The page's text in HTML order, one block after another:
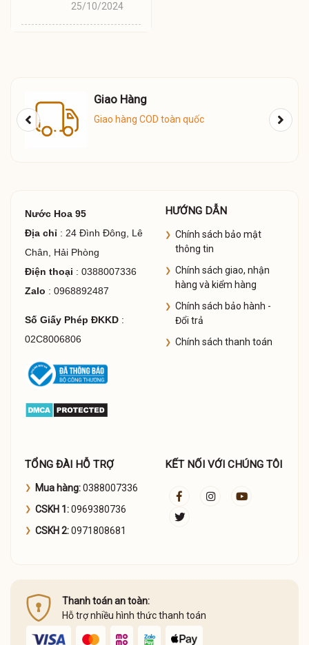
25/10/2024
Giao Hàng
Giao hàng COD toàn quốc
Nước Hoa 95
Địa chỉ : 24 Đình Đông, Lê
Chân, Hải Phòng
Điện thoại : 0388007336
Zalo : 0968892487
Số Giấy Phép ĐKKD:
02C8006806
HƯỚNG DẪN
Chính sách bảo mật
thông tin
Chính sách giao, nhận
hàng và kiểm hàng
Chính sách bảo hành -
Đổi trả
Chính sách thanh toán
TỔNG ĐÀI HỖ TRỢ
Mua hàng:0388007336
CSKH 1:0969380736
CSKH 2:0971808681
KẾT NỐI VỚI CHÚNG TÔI
Thanh toán an toàn:
Hỗ trợ nhiều hình thức thanh toán